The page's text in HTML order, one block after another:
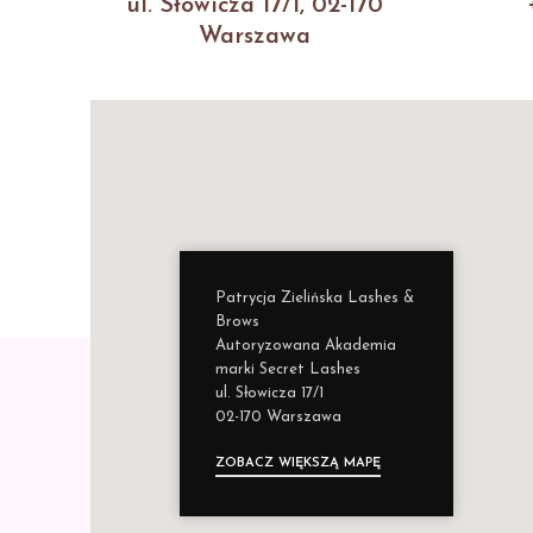
ul. Słowicza 17/1, 02-170
Warszawa
Patrycja Zielińska Lashes &
Brows
Autoryzowana Akademia
marki Secret Lashes
ul. Słowicza 17/1
02-170 Warszawa
ZOBACZ WIĘKSZĄ MAPĘ